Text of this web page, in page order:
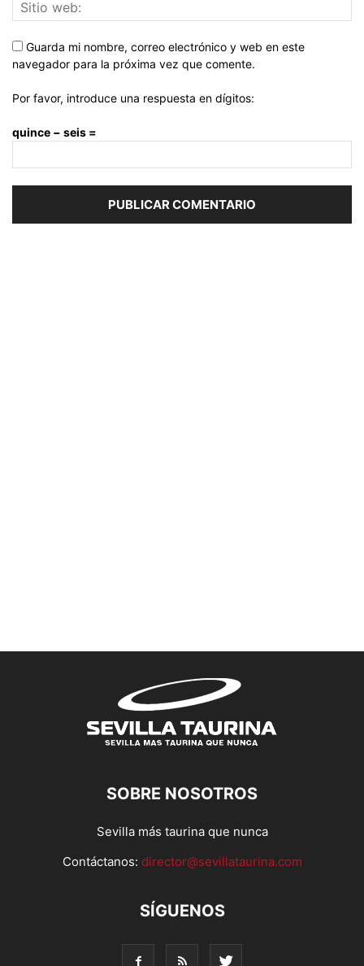
Guarda mi nombre, correo electrónico y web en este
navegador para la próxima vez que comente.
Por favor, introduce una respuesta en dígitos:
quince − seis =
SOBRE NOSOTROS
Sevilla más taurina que nunca
Contáctanos: director@sevillataurina.com
SÍGUENOS